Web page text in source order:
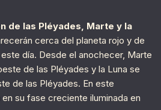
de las Pléyades, Marte y la
cerca del planeta rojo y de
día. Desde el anochecer, Marte
de las Pléyades y la Luna se
de las Pléyades. En este
su fase creciente iluminada en